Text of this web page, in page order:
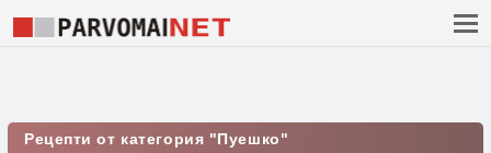
Рецепти от категория "Пуешко"